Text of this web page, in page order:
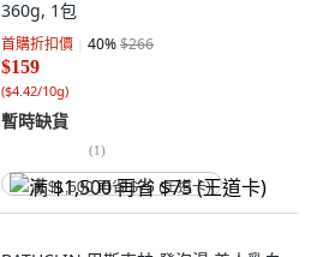
360g, 1包
首購折扣價 40%$266
$159
($4.42/10g)
暫時缺貨
(1)
满 $1,500 再省 $75 (王道卡)